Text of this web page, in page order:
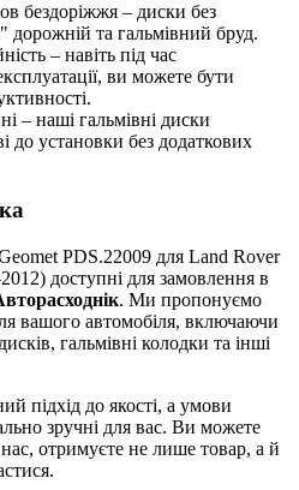
бездоріжжя – диски без
та гальмівний бруд.
– навіть під час
ви можете бути
– наші гальмівні диски
до установки без додаткових
PDS.22009 для Land Rover
доступні для замовлення в
. Ми пропонуємо
вашого автомобіля, включаючи
гальмівні колодки та інші
підхід до якості, а умови
зручні для вас. Ви можете
отримуєте не лише товар, а й